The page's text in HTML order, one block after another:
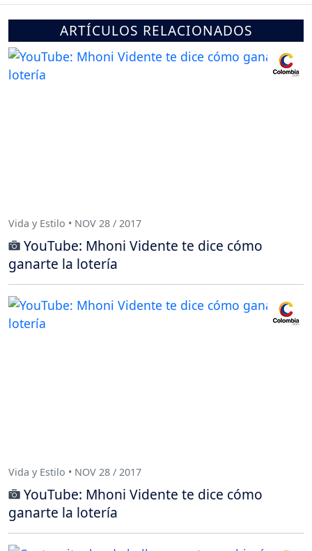
ARTÍCULOS RELACIONADOS
Vida y Estilo • NOV 28 / 2017
YouTube: Mhoni Vidente te dice cómo
ganarte la lotería
Vida y Estilo • NOV 28 / 2017
YouTube: Mhoni Vidente te dice cómo
ganarte la lotería